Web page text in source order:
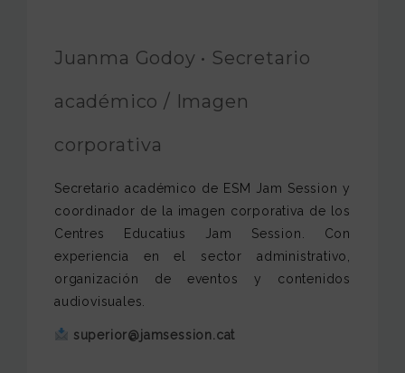
CONTACTO
Juanma Godoy • Secretario
académico / Imagen
corporativa
Secretario académico de ESM Jam Session y
coordinador de la imagen corporativa de los
Centres Educatius Jam Session. Con
experiencia en el sector administrativo,
organización de eventos y contenidos
audiovisuales.
superior@jamsession.cat